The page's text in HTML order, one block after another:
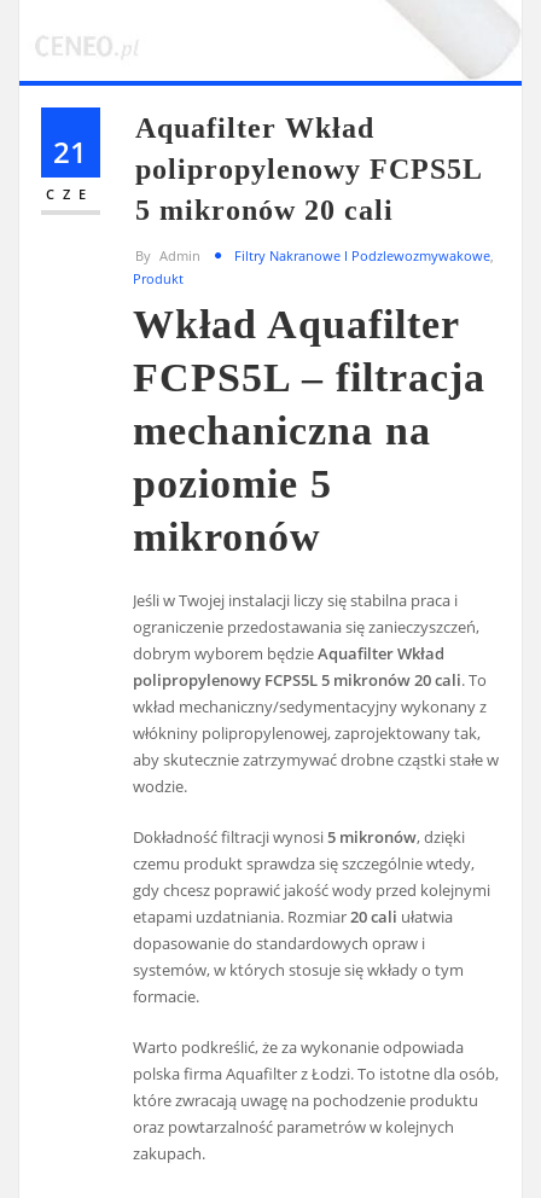
21
CZE
Aquafilter Wkład
polipropylenowy FCPS5L
5 mikronów 20 cali
By Admin Filtry Nakranowe I Podzlewozmywakowe
Produkt
Wkład Aquafilter
FCPS5L – filtracja
mechaniczna na
poziomie 5
mikronów
Jeśli w Twojej instalacji liczy się stabilna praca i
ograniczenie przedostawania się zanieczyszczeń,
dobrym wyborem będzieAquafilter Wkład
polipropylenowy FCPS5L 5 mikronów 20 cali. To
wkład mechaniczny/sedymentacyjny wykonany z
włókniny polipropylenowej, zaprojektowany tak,
aby skutecznie zatrzymywać drobne cząstki stałe w
wodzie.
Dokładność filtracji wynosi5 mikronów, dzięki
czemu produkt sprawdza się szczególnie wtedy,
gdy chcesz poprawić jakość wody przed kolejnymi
etapami uzdatniania. Rozmiar20 cali ułatwia
dopasowanie do standardowych opraw i
systemów, w których stosuje się wkłady o tym
formacie.
Warto podkreślić, że za wykonanie odpowiada
polska firma Aquafilter z Łodzi. To istotne dla osób,
które zwracają uwagę na pochodzenie produktu
oraz powtarzalność parametrów w kolejnych
zakupach.